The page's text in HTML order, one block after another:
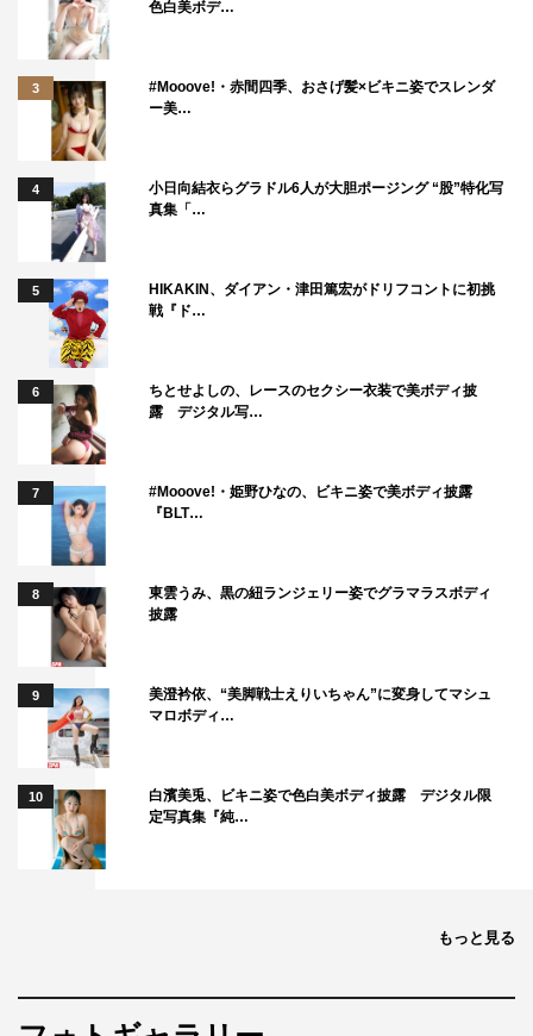
色白美ボデ…
3
#Mooove!・赤間四季、おさげ髪×ビキニ姿でスレンダ
ー美…
4
小日向結衣らグラドル6人が大胆ポージング “股”特化写
真集「…
5
HIKAKIN、ダイアン・津田篤宏がドリフコントに初挑
戦『ド…
6
ちとせよしの、レースのセクシー衣装で美ボディ披
露 デジタル写…
7
#Mooove!・姫野ひなの、ビキニ姿で美ボディ披露
『BLT…
8
東雲うみ、黒の紐ランジェリー姿でグラマラスボディ
披露
9
美澄衿依、“美脚戦士えりいちゃん”に変身してマシュ
マロボディ…
10
白濱美兎、ビキニ姿で色白美ボディ披露 デジタル限
定写真集『純…
もっと見る